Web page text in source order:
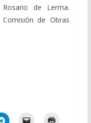
de Lerma.
de Obras